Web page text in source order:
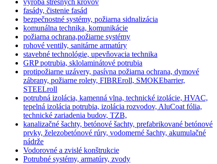
výroba strešných krovov
fasády, čistenie fasád
bezpečnostné systémy, požiarna sidnalizácia
komunálna technika, komunikácie
požiarna ochrana,požiarne systémy
rohové ventily, sanitárne armatúry
stavebné technológie, upevňovacia technika
GRP potrubia, sklolaminátové potrubia
protipožiarne uzávery, pasívna požiarna ochrana, dymové
zábrany, požiarne rolety, FIBREroll, SMOKEbarrier,
STEELroll
potrubná izolácia, kamenná vlna, technické izolácie, HVAC,
tepelná izolácia potrubia, izolácia rozvodov, AluCoat fólia,
technické zariadenia budov, TZB,
kanalizačné šachty, betónové šachty, prefabrikované betónové
prvky, železobetónové rúry, vodomerné šachty, akumulačné
nádrže
Vodorovné a zvislé konštrukcie
Potrubné systémy, armatúry, zvody